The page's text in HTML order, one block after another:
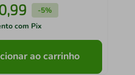
,99 -5%
com Pix
ao carrinho